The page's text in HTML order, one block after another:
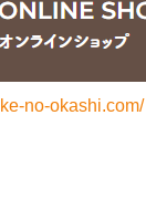
no-okashi.com/